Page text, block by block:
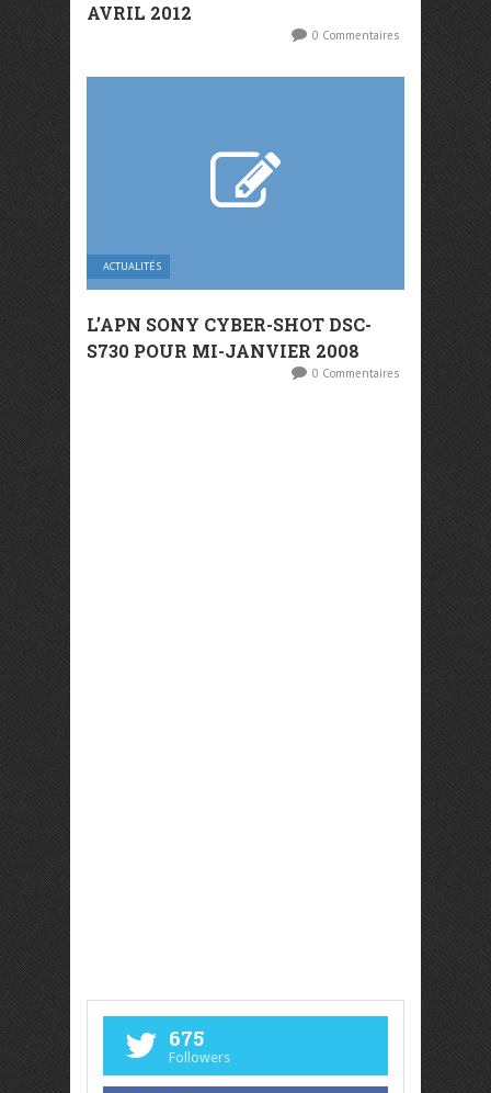
AVRIL 2012
0 Commentaires
ACTUALITÉS
L’APN SONY CYBER-SHOT DSC-
S730 POUR MI-JANVIER 2008
0 Commentaires
675
Followers